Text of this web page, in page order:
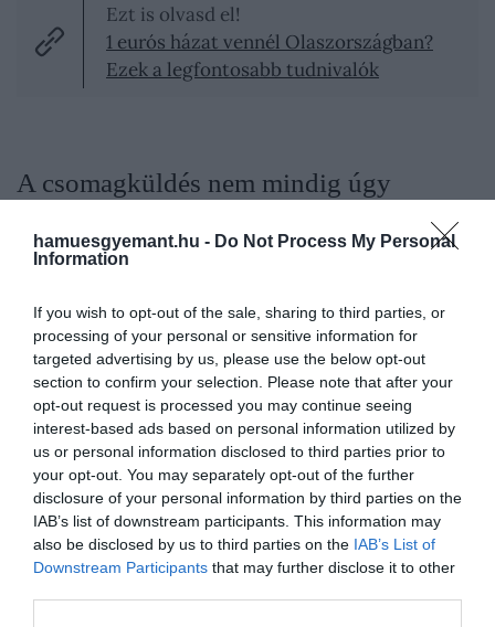
hamuesgyemant.hu - Do Not Process My Personal
Information
If you wish to opt-out of the sale, sharing to third parties, or
processing of your personal or sensitive information for
targeted advertising by us, please use the below opt-out
section to confirm your selection. Please note that after your
opt-out request is processed you may continue seeing
interest-based ads based on personal information utilized by
us or personal information disclosed to third parties prior to
your opt-out. You may separately opt-out of the further
disclosure of your personal information by third parties on the
IAB’s list of downstream participants. This information may
also be disclosed by us to third parties on the IAB’s List of
Downstream Participants that may further disclose it to other
Ezt is olvasd el!
1 eurós házat vennél Olaszországban?
Ezek a legfontosabb tudnivalók
A csomagküldés nem mindig úgy
Előfordulhat, hogy a csomag ugyan megérkezik a
településre, de nem feltétlenül a címzett házához.
Lehet, hogy a bárban, a pékségben, a bankban vagy
egy ismerősnél landol, majd valaki szól, hogy át
lehet venni. Ez kaotikusnak hangzik, és bizony az is
tud lenni, főleg ha valaki munkához szükséges
eszközöket rendel. Ugyanakkor van benne valami
nagyon személyes is
: idővel a futárok megismerik
az embert, az utcán szólnak, hová tették a
csomagot, és az egész rendszer inkább